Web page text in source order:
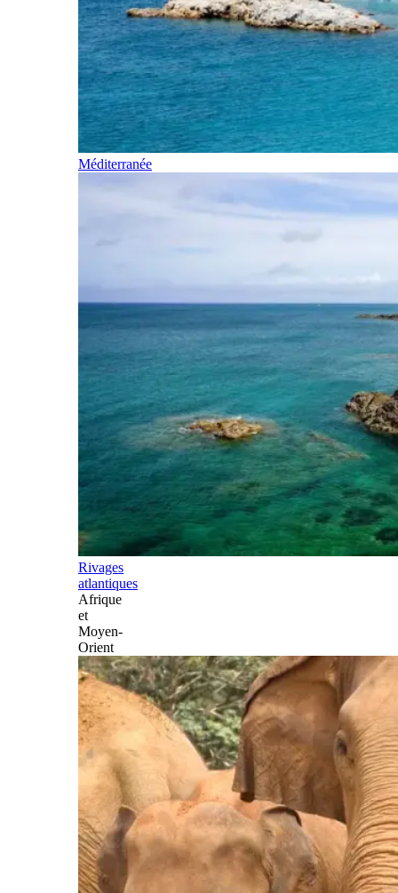
Méditerranée
Rivages
atlantiques
Afrique
et
Moyen-
Orient